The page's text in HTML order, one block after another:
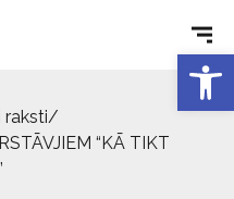
raksti/
“KĀ TIKT